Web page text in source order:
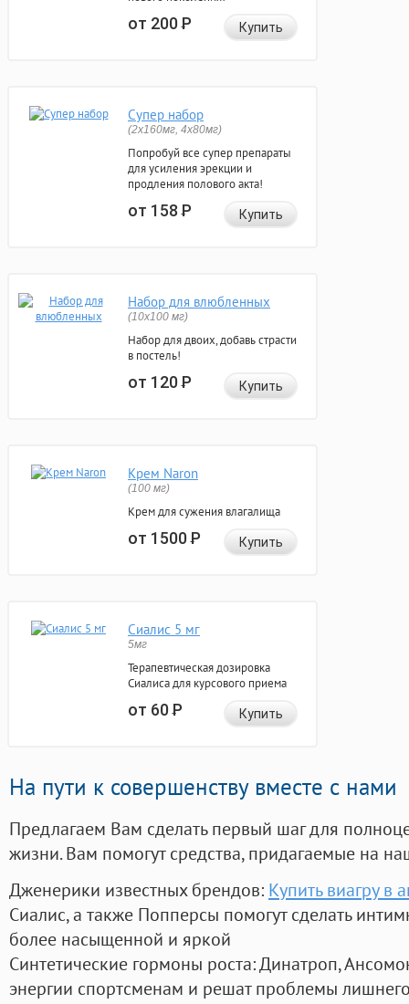
от 200Р Купить
Супер набор
(2х160мг, 4х80мг)
Попробуй все супер препараты
для усиления эрекции и
продления полового акта!
от 158Р Купить
Набор для влюбленных
(10х100 мг)
Набор для двоих, добавь страсти
в постель!
от 120Р Купить
Крем Naron
(100 мг)
Крем для сужения влагалища
от 1500Р Купить
Сиалис 5 мг
5мг
Терапевтическая дозировка
Сиалиса для курсового приема
от 60Р Купить
На пути к совершенству вместе с нами
Предлагаем Вам сделать первый шаг для
жизни. Вам помогут средства, придагаемые на
Дженерики известных брендов: Купить виагру в
Сиалис, а также Попперсы помогут сделать
более насыщенной и яркой
Синтетические гормоны роста: Динатроп,
энергии спортсменам и решат проблемы